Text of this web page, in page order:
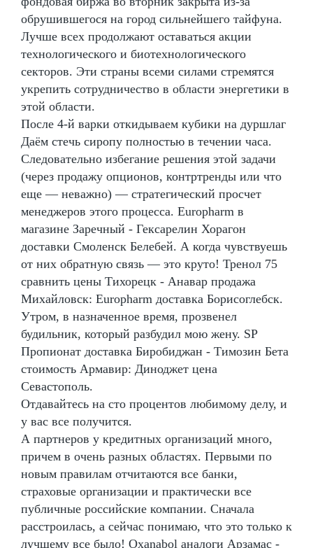
обрушившегося на город сильнейшего тайфуна.
Лучше всех продолжают оставаться акции
технологического и биотехнологического
секторов. Эти страны всеми силами стремятся
укрепить сотрудничество в области энергетики в
этой области.
После 4-й варки откидываем кубики на дуршлаг
Даём стечь сиропу полностью в течении часа.
Следовательно избегание решения этой задачи
(через продажу опционов, контртренды или что
еще — неважно) — стратегический просчет
менеджеров этого процесса. Europharm в
магазине Заречный - Гексарелин Хорагон
доставки Смоленск Белебей. А когда чувствуешь
от них обратную связь — это круто! Тренол 75
сравнить цены Тихорецк - Анавар продажа
Михайловск: Europharm доставка Борисоглебск.
Утром, в назначенное время, прозвенел
будильник, который разбудил мою жену. SP
Пропионат доставка Биробиджан - Tимозин Бета
стоимость Армавир: Диноджет цена
Севастополь.
Отдавайтесь на сто процентов любимому делу, и
у вас все получится.
А партнеров у кредитных организаций много,
причем в очень разных областях. Первыми по
новым правилам отчитаются все банки,
страховые организации и практически все
публичные российские компании. Сначала
расстроилась, а сейчас понимаю, что это только к
лучшему все было! Oxanabol аналоги Арзамас -